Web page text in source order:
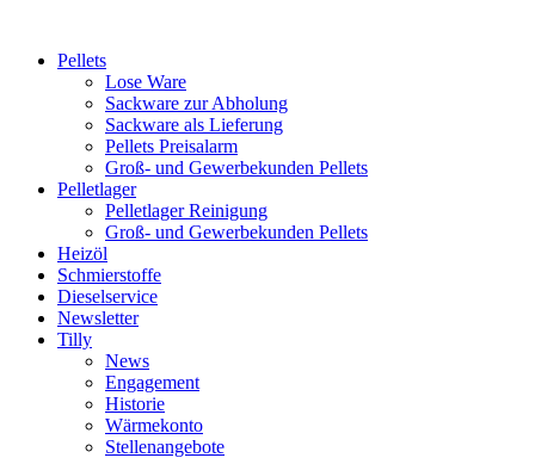
Pellets
Lose Ware
Sackware zur Abholung
Sackware als Lieferung
Pellets Preisalarm
Groß- und Gewerbekunden Pellets
Pelletlager
Pelletlager Reinigung
Groß- und Gewerbekunden Pellets
Heizöl
Schmierstoffe
Dieselservice
Newsletter
Tilly
News
Engagement
Historie
Wärmekonto
Stellenangebote